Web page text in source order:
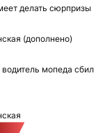
делать сюрпризы
(дополнено)
мопеда сбил